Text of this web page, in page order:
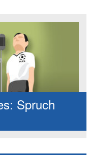
Spruch